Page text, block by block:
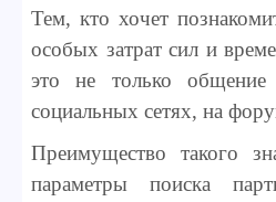
Тем, кто хочет
особых затрат сил и
это не только
социальных сетях, на
Преимущество такого
параметры поиска